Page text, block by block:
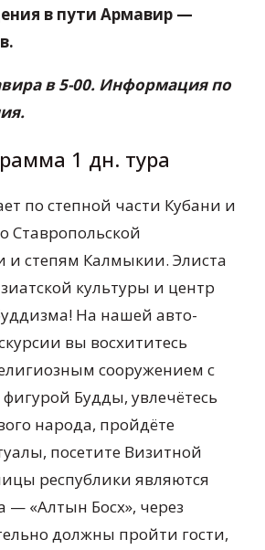
в пути Армавир —
в 5-00. Информация по
1 дн. тура
по степной части Кубани и
Ставропольской
и степям Калмыкии. Элиста
культуры и центр
На нашей авто-
вы восхититесь
сооружением с
Будды, увлечётесь
народа, пройдёте
посетите Визитной
республики являются
— «Алтын Босх», через
должны пройти гости,